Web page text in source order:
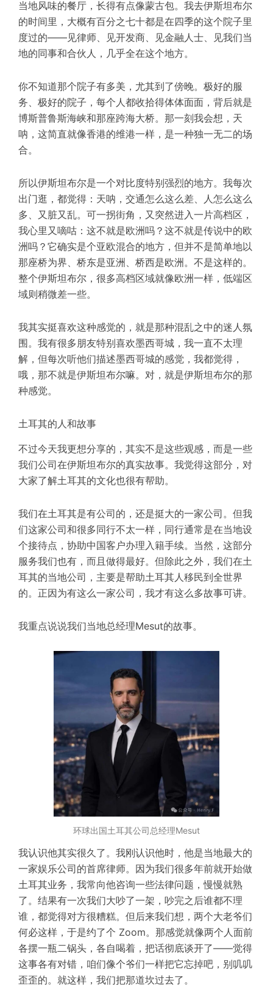
当地风味的餐厅，长得有点像蒙古包。我去伊斯坦布尔
的时间里，大概有百分之七十都是在四季的这个院子里
度过的——见律师、见开发商、见金融人士、见我们当
地的同事和合伙人，几乎全在这个地方。
你不知道那个院子有多美，尤其到了傍晚。极好的服
务、极好的院子，每个人都收拾得体体面面，背后就是
博斯普鲁斯海峡和那座跨海大桥。那一刻我会想，天
呐，这简直就像香港的维港一样，是一种独一无二的场
合。
所以伊斯坦布尔是一个对比度特别强烈的地方。我每次
出门逛，都觉得：天呐，交通怎么这么差、人怎么这么
多、又脏又乱。可一拐街角，又突然进入一片高档区，
我心里又嘀咕：这不就是欧洲吗？这不就是传说中的欧
洲吗？它确实是个亚欧混合的地方，但并不是简单地以
那座桥为界、桥东是亚洲、桥西是欧洲。不是这样的。
整个伊斯坦布尔，很多高档区域就像欧洲一样，低端区
域则稍微差一些。
我其实挺喜欢这种感觉的，就是那种混乱之中的迷人氛
围。我有很多朋友特别喜欢墨西哥城，我一直不太理
解，但每次听他们描述墨西哥城的感觉，我都觉得，
哦，那不就是伊斯坦布尔嘛。对，就是伊斯坦布尔的那
种感觉。
土耳其的人和故事
不过今天我更想分享的，其实不是这些观感，而是一些
我们公司在伊斯坦布尔的真实故事。我觉得这部分，对
大家了解土耳其的文化也很有帮助。
我们在土耳其是有公司的，还是挺大的一家公司。但我
们这家公司和很多同行不太一样，同行通常是在当地设
个接待点，协助中国客户办理入籍手续。当然，这部分
服务我们也有，而且做得最好。但除此之外，我们在土
耳其的当地公司，主要是帮助土耳其人移民到全世界
的。正因为有这么一家公司，我才有这么多故事可讲。
我重点说说我们当地总经理Mesut的故事。
环球出国土耳其公司总经理Mesut
我认识他其实很久了。我刚认识他时， 他是当地最大的
一家娱乐公司的首席律师。因为我们很多年前就开始做
土耳其业务，我常向他咨询一些法律问题，慢慢就熟
了。结果有一次我们大吵了一架，吵完之后谁都不理
谁，都觉得对方很糟糕。但后来我们想，两个大老爷们
何必这样，于是约了个 Zoom。那感觉就像两个人面前
各摆一瓶二锅头，各自喝着，把话彻底谈开了——觉得
这事各有对错，咱们像个爷们一样把它忘掉吧，别叽叽
歪歪的。就这样，我们把那道坎过去了。